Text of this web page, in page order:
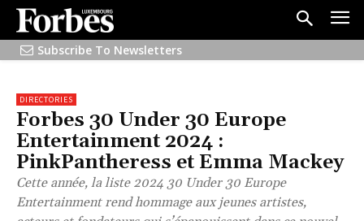
Subscribe To Newsletters
DIRECTORIES
Forbes 30 Under 30 Europe
Entertainment 2024 :
PinkPantheress et Emma Mackey
Cette année, la liste 2024 30 Under 30 Europe
Entertainment rend hommage aux jeunes artistes,